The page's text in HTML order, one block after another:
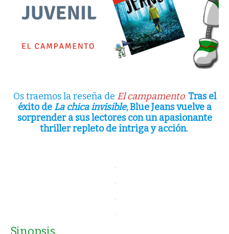
Os traemos la reseña de El campamento. Tras el
éxito deLa chica invisible, Blue Jeans vuelve a
sorprender a sus lectores con un apasionante
thriller repleto de intriga y acción.